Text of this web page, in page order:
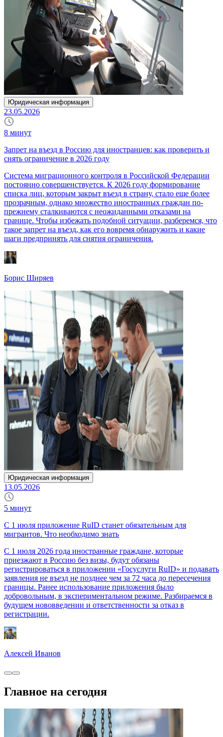
Юридическая информация
23.05.2026
8 минут
Запрет на въезд в Россию для иностранцев: как проверить и
снять ограничение в 2026 году
Система миграционного контроля в Российской Федерации
постоянно совершенствуется. К 2026 году формирование
списка лиц, которым закрыт въезд в страну, стало еще более
прозрачным, однако множество иностранных граждан по-
прежнему сталкиваются с неожиданными отказами на
границе. Чтобы избежать подобной ситуации, разберемся, что
такое запрет на въезд, как его вовремя обнаружить и какие
шаги предпринять для снятия ограничения.
Борис Ширяев
Юридическая информация
13.05.2026
5 минут
С 1 июля приложение RuID станет обязательным для
мигрантов. Что необходимо знать
С 1 июля 2026 года иностранные граждане, которые
приезжают в Россию без визы, будут обязаны
регистрироваться в приложении «Госуслуги RuID» и подавать
заявления не въезд не позднее чем за 72 часа до пересечения
границы. Ранее использование приложения было
добровольным, в экспериментальном режиме. Разбираемся в
будущем нововведении и ответственности за отказ в
регистрации.
Алексей Иванов
Главное на сегодня